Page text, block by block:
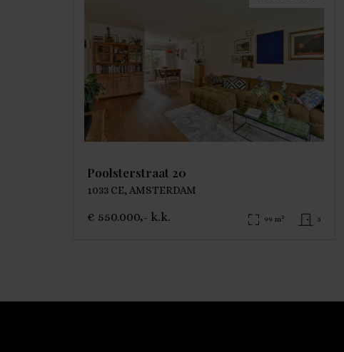
Poolsterstraat 20
1033 CE, AMSTERDAM
€ 550.000,- k.k. 99 m 2 3